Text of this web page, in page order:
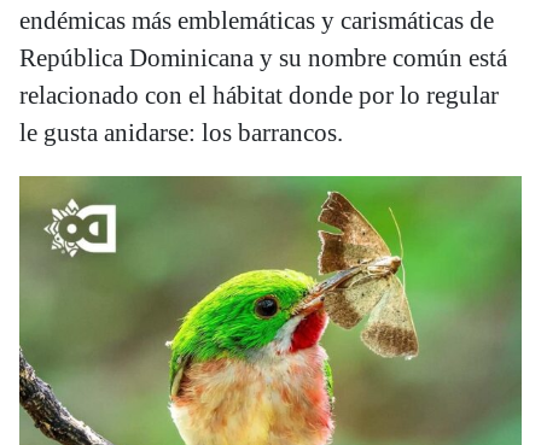
endémicas más emblemáticas y carismáticas de
República Dominicana y su nombre común está
relacionado con el hábitat donde por lo regular
le gusta anidarse: los barrancos.